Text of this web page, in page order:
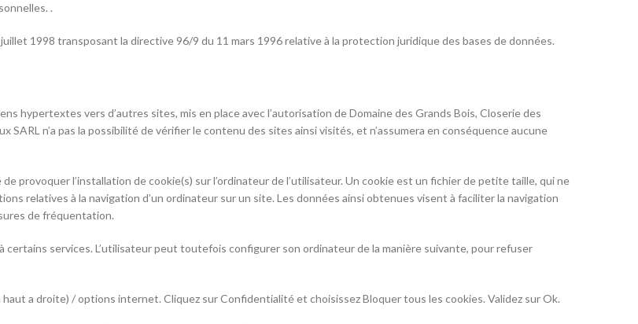
.
1998 transposant la directive 96/9 du 11 mars 1996 relative à la protection juridique des bases de données.
hypertextes vers d’autres sites, mis en place avec l’autorisation de Domaine des Grands Bois, Closerie des
SARL n’a pas la possibilité de vérifier le contenu des sites ainsi visités, et n’assumera en conséquence aucune
provoquer l’installation de cookie(s) sur l’ordinateur de l’utilisateur. Un cookie est un fichier de petite taille, qui ne
relatives à la navigation d’un ordinateur sur un site. Les données ainsi obtenues visent à faciliter la navigation
de fréquentation.
certains services. L’utilisateur peut toutefois configurer son ordinateur de la manière suivante, pour refuser
a droite) / options internet. Cliquez sur Confidentialité et choisissez Bloquer tous les cookies. Validez sur Ok.